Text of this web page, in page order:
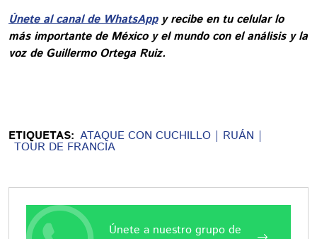
Únete al canal de WhatsAppy recibe en tu celular lo
más importante de México y el mundo con el análisis y la
voz de Guillermo Ortega Ruiz.
ETIQUETAS: ATAQUE CON CUCHILLO RUÁN
TOUR DE FRANCIA
Únete a nuestro grupo de